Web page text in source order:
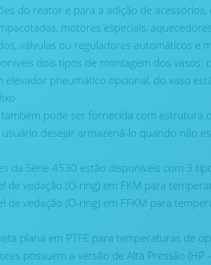
do reator e para a adição de
motores especiais,
válvulas ou reguladores automáticos e
dois tipos de montagem dos vasos:
elevador pneumático opcional, do vaso
também pode ser fornecida com estrutura
desejar armazená-lo quando não
da Série 4530 estão disponíveis com 3
de vedação (O-ring) em FKM para
de vedação (O-ring) em FFKM para
plana em PTFE para temperaturas de
possuem a versão de Alta Pressão (HP